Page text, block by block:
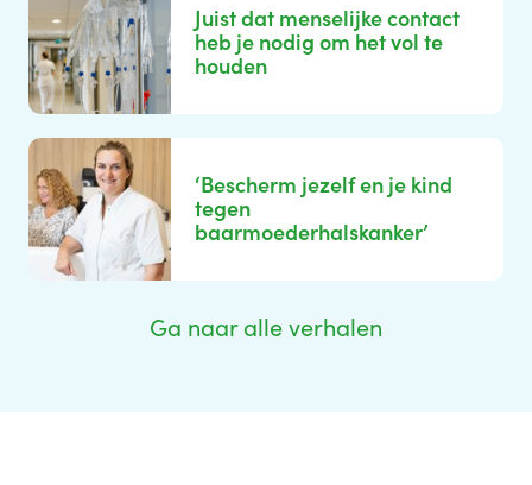
Juist dat menselijke contact
heb je nodig om het vol te
houden
‘Bescherm jezelf en je kind
tegen
baarmoederhalskanker’
Ga naar alle verhalen